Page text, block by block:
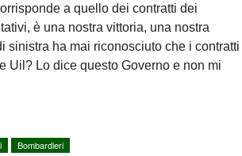
a quello dei contratti dei
è una nostra vittoria, una nostra
sinistra ha mai riconosciuto che i contratti
Uil? Lo dice questo Governo e non mi
Bombardieri